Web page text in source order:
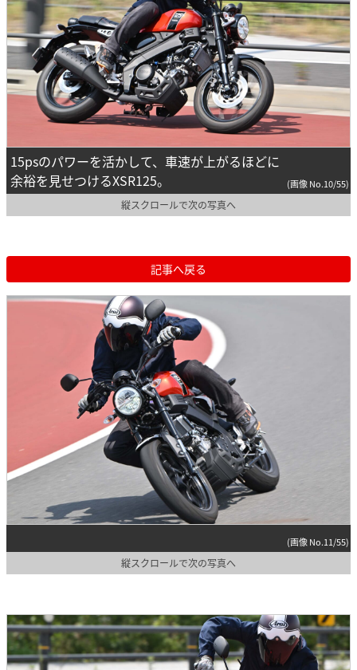
15psのパワーを活かして、車速が上がるほどに
余裕を見せつけるXSR125。
(画像 No.10/55)
縦スクロールで次の写真へ
記事へ戻る
(画像 No.11/55)
縦スクロールで次の写真へ